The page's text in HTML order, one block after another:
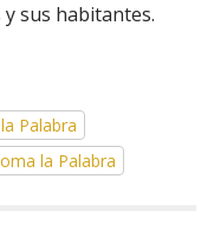
sus habitantes.
Palabra
la Palabra